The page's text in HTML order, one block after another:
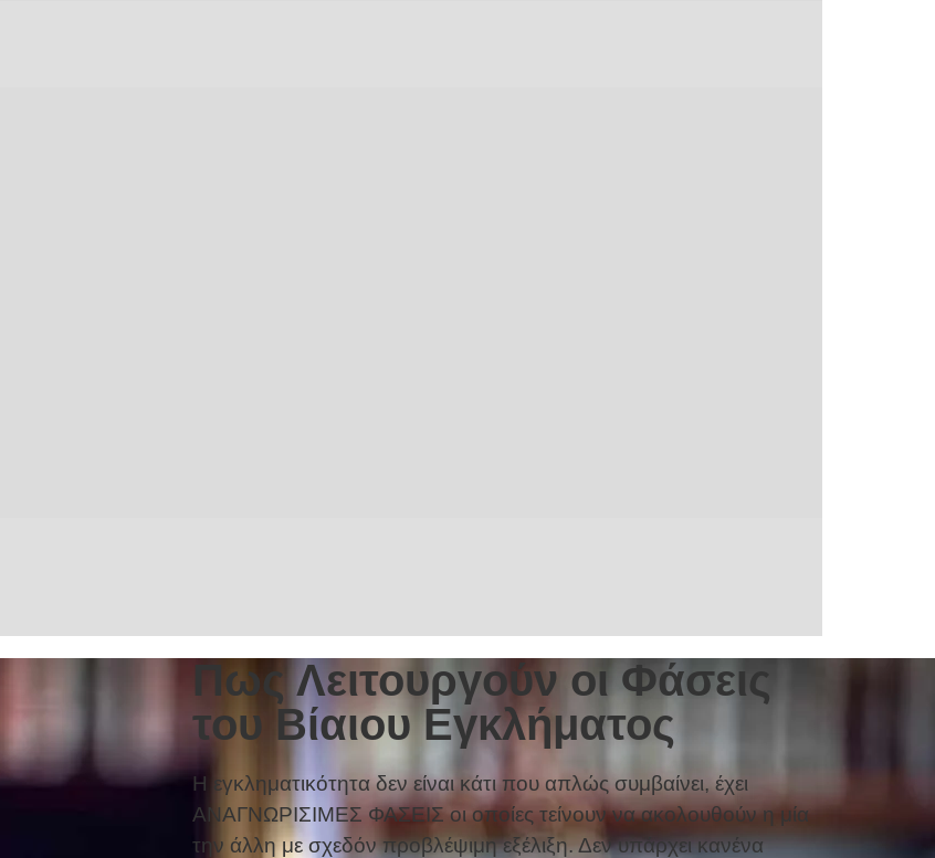
Πως Λειτουργούν οι Φάσεις
του Βίαιου Εγκλήματος
Η εγκληματικότητα δεν είναι κάτι που απλώς συμβαίνει, έχει
ΑΝΑΓΝΩΡΙΣΙΜΕΣ ΦΑΣΕΙΣ οι οποίες τείνουν να ακολουθούν η μία
την άλλη με σχεδόν προβλέψιμη εξέλιξη. Δεν υπάρχει κανένα